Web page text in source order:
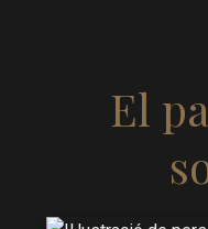
El